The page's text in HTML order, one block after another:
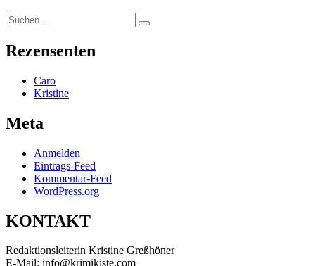
Suchen
nach:
Suchen
Rezensenten
Caro
Kristine
Meta
Anmelden
Eintrags-Feed
Kommentar-Feed
WordPress.org
KONTAKT
Redaktionsleiterin Kristine Greßhöner
E-Mail: info@krimikiste.com